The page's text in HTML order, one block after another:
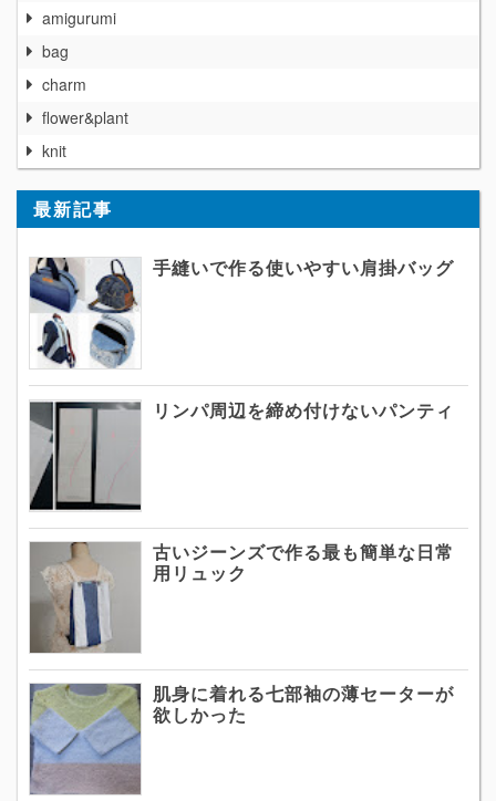
amigurumi
bag
charm
flower&plant
knit
最新記事
手縫いで作る使いやすい肩掛バッグ
リンパ周辺を締め付けないパンティ
古いジーンズで作る最も簡単な日常
用リュック
肌身に着れる七部袖の薄セーターが
欲しかった